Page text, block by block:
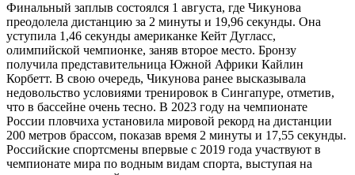
Финальный заплыв состоялся 1 августа, где Чикунова
преодолела дистанцию за 2 минуты и 19,96 секунды. Она
уступила 1,46 секунды американке Кейт Дугласс,
олимпийской чемпионке, заняв второе место. Бронзу
получила представительница Южной Африки Кайлин
Корбетт. В свою очередь, Чикунова ранее высказывала
недовольство условиями тренировок в Сингапуре, отметив,
что в бассейне очень тесно. В 2023 году на чемпионате
России пловчиха установила мировой рекорд на дистанции
200 метров брассом, показав время 2 минуты и 17,55 секунды.
Российские спортсмены впервые с 2019 года участвуют в
чемпионате мира по водным видам спорта, выступая на